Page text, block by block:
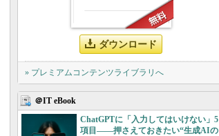
ダウンロード
» プレミアムコンテンツライブラリへ
＠IT eBook
ChatGPTに「入力してはいけない」5
項目――押さえておきたい“生成AIの